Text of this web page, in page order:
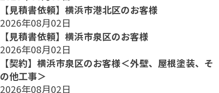
【見積書依頼】横浜市港北区のお客様
2026年08月02日
【見積書依頼】横浜市泉区のお客様
2026年08月02日
【契約】横浜市泉区のお客様＜外壁、屋根塗装、そ
の他工事＞
2026年08月02日